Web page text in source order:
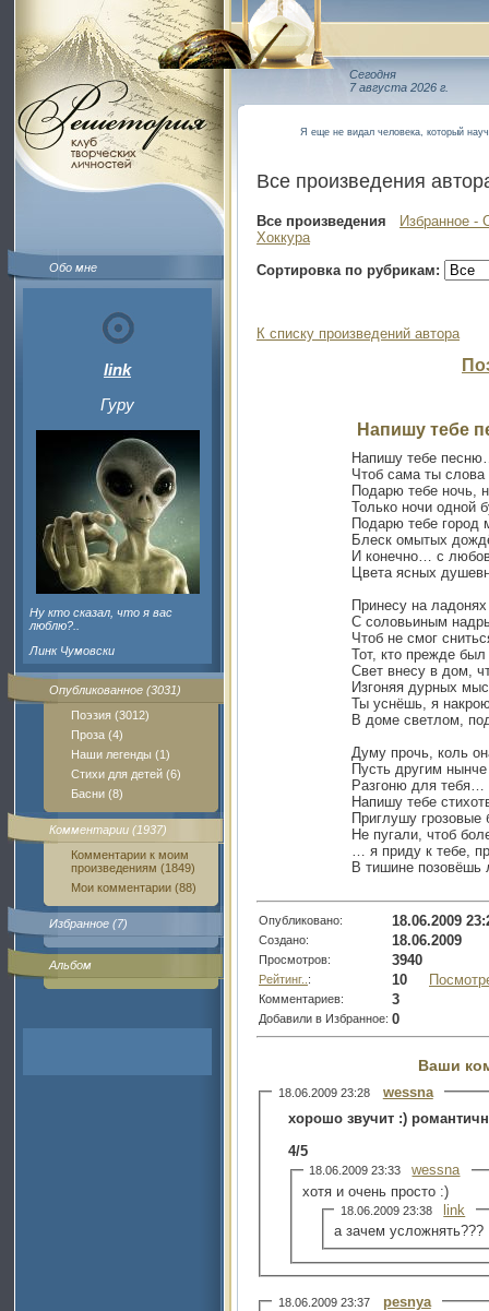
Обо мне
link
Гуру
Ну кто сказал, что я вас
люблю?..
Линк Чумовски
Опубликованное (3031)
Поэзия (3012)
Проза (4)
Наши легенды (1)
Стихи для детей (6)
Басни (8)
Комментарии (1937)
Комментарии к моим
произведениям (1849)
Мои комментарии (88)
Избранное (7)
Альбом
Сегодня
7 августа 2026 г.
Я еще не видал человека, который
Все произведения
Все произведения
Избранное -
Хоккура
Сортировка по рубрикам:
К списку произведений автора
Напишу тебе
Напишу тебе
Чтоб сама ты слова
Подарю тебе ночь,
Только ночи одной
Подарю тебе город
Блеск омытых
И конечно… с
Цвета ясных
Принесу на
С соловьиным
Чтоб не смог
Тот, кто прежде
Свет внесу в дом,
Изгоняя дурных
Ты уснёшь, я
В доме светлом,
Думу прочь, коль
Пусть другим
Разгоню для тебя…
Напишу тебе
Приглушу грозовые
Не пугали, чтоб
… я приду к тебе,
В тишине позовёшь
Опубликовано: 18.06.2009
Создано: 18.06.2009
Просмотров: 3940
Рейтинг.. : 10
Комментариев: 3
Добавили в Избранное: 0
Ваши
18.06.2009 23:28
wessna
хорошо звучит :)
4/5
18.06.2009 23:33
wessna
хотя и очень просто :)
18.06.2009 23:38
link
а зачем усложнять???
18.06.2009 23:37
pesnya